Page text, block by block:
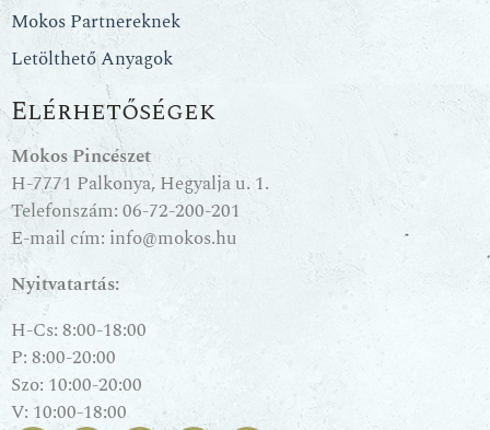
Mokos Partnereknek
Letölthető Anyagok
Elérhetőségek
Mokos Pincészet
H-7771 Palkonya, Hegyalja u. 1.
Telefonszám:06-72-200-201
E-mail cím: info@mokos.hu
Nyitvatartás:
H-Cs: 8:00-18:00
P: 8:00-20:00
Szo: 10:00-20:00
V: 10:00-18:00